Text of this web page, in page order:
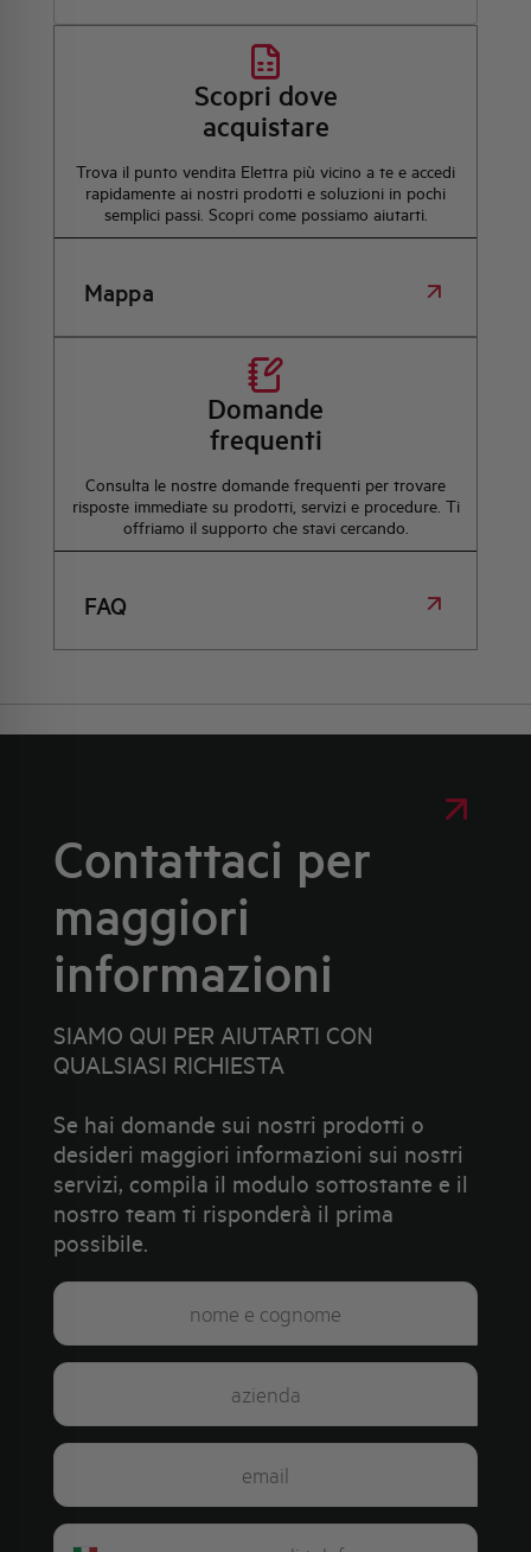
Scopri dove
acquistare
Trova il punto vendita Elettra più vicino a te e accedi
rapidamente ai nostri prodotti e soluzioni in pochi
semplici passi. Scopri come possiamo aiutarti.
Mappa
Domande
frequenti
Consulta le nostre domande frequenti per trovare
risposte immediate su prodotti, servizi e procedure. Ti
offriamo il supporto che stavi cercando.
FAQ
Contattaci per
maggiori
informazioni
SIAMO QUI PER AIUTARTI CON
QUALSIASI RICHIESTA
Se hai domande sui nostri prodotti o
desideri maggiori informazioni sui nostri
servizi, compila il modulo sottostante e il
nostro team ti risponderà il prima
possibile.